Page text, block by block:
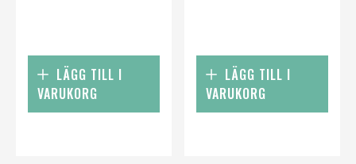
LÄGG TILL I
VARUKORG
LÄGG TILL I
VARUKORG